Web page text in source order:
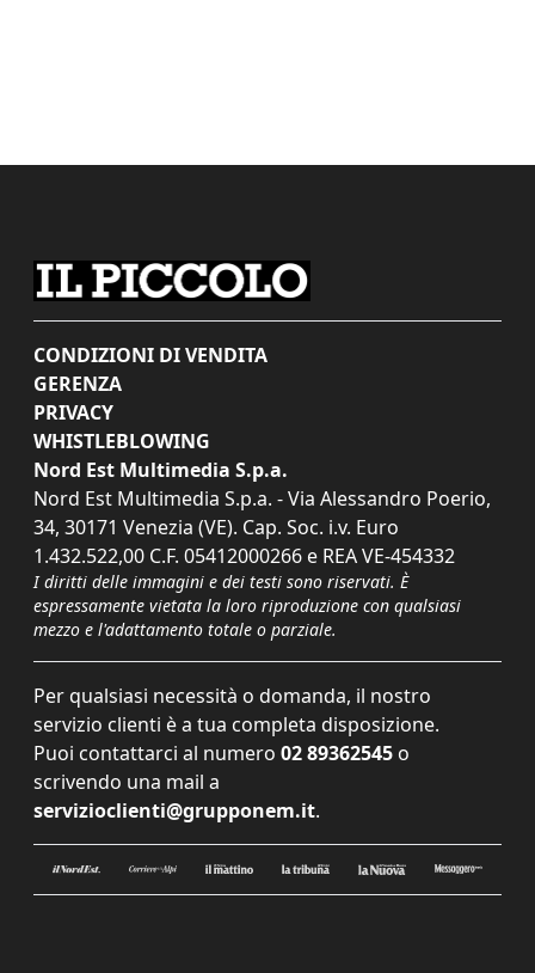
CONDIZIONI DI VENDITA
GERENZA
PRIVACY
WHISTLEBLOWING
Nord Est Multimedia S.p.a.
Nord Est Multimedia S.p.a. - Via Alessandro Poerio,
34, 30171 Venezia (VE). Cap. Soc. i.v. Euro
1.432.522,00 C.F. 05412000266 e REA VE-454332
I diritti delle immagini e dei testi sono riservati. È
espressamente vietata la loro riproduzione con qualsiasi
mezzo e l'adattamento totale o parziale.
Per qualsiasi necessità o domanda, il nostro
servizio clienti è a tua completa disposizione.
Puoi contattarci al numero 02 89362545 o
scrivendo una mail a
servizioclienti@grupponem.it.